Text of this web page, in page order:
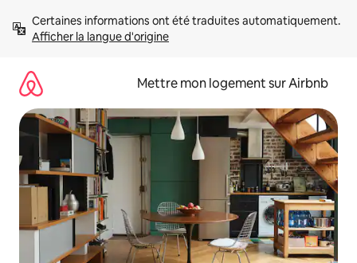
directement
Afficher la langue d'origine
Mettre mon logement sur Airbnb